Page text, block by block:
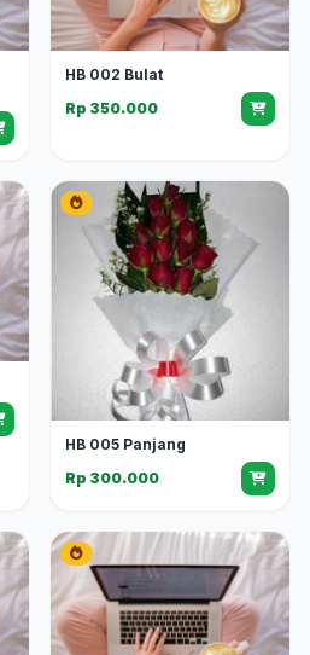
HB 002 Bulat
Rp 350.000
HB 005 Panjang
Rp 300.000